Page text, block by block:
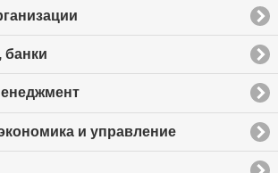
банки
и управление